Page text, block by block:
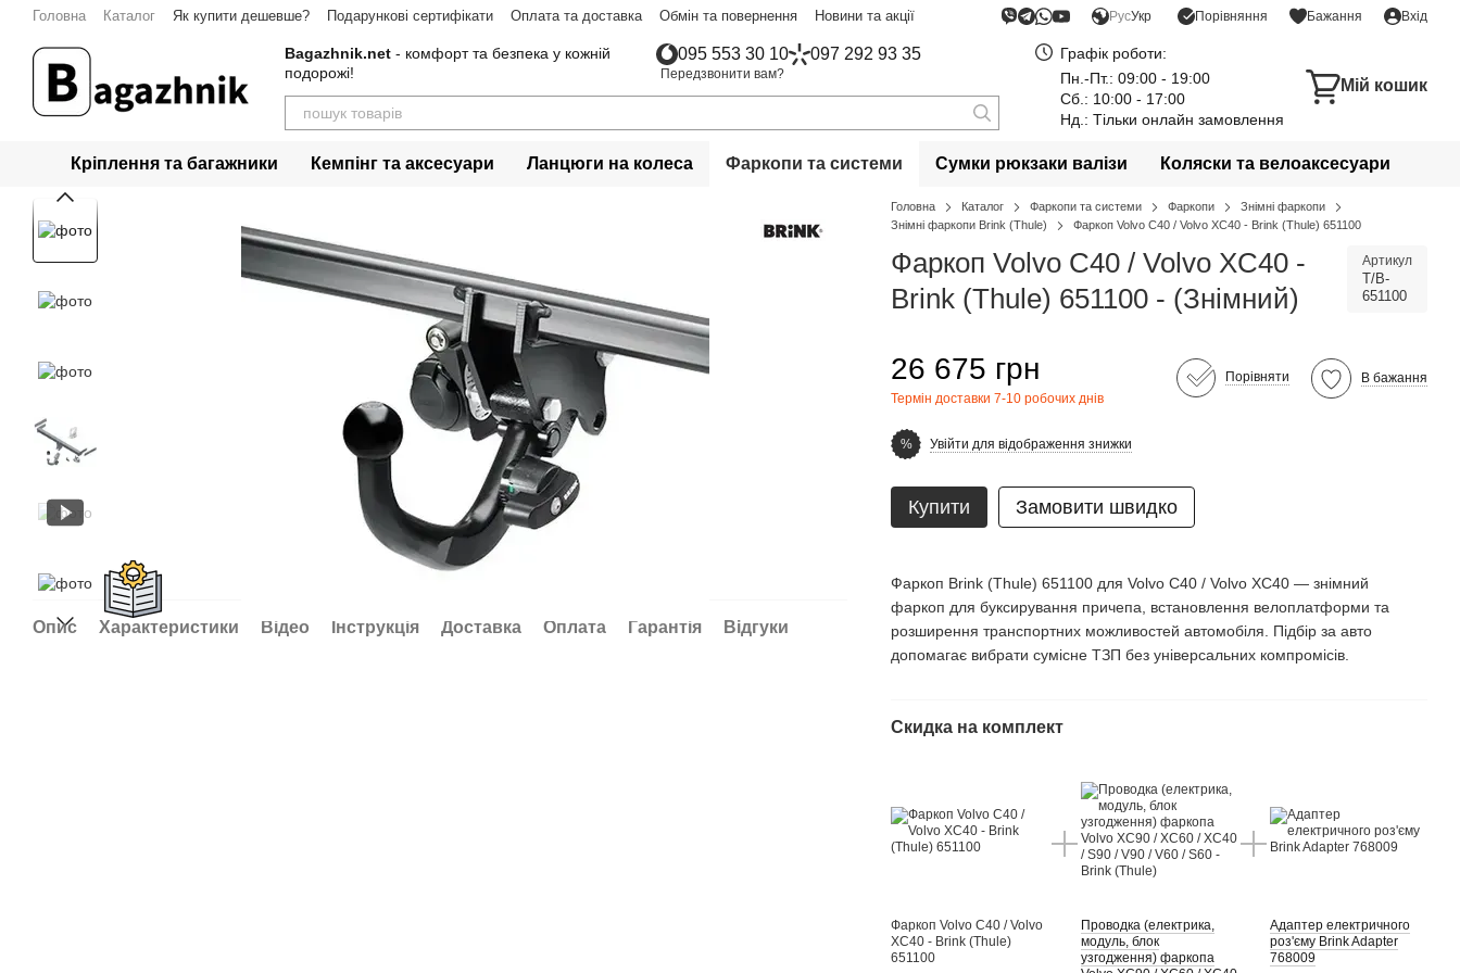
Перейти до основного контенту
Головна Каталог Як купити дешевше? Подарункові сертифікати Оплата та доставка Обмін та повернення
Новини та акції
РусУкр Порівняння Бажання Вхід
Bagazhnik.net - комфорт та безпека у кожній
подорожі!
095 553 30 10 097 292 93 35
Передзвонити вам?
Графік роботи:
Пн.-Пт.: 09:00 - 19:00
Сб.: 10:00 - 17:00
Нд.: Тільки онлайн замовлення
Мій кошик
Кріплення та багажники Кемпінг та аксесуари Ланцюги на колеса Фаркопи та системи Сумки рюкзаки валізи Коляски та велоаксесуари
Опис Характеристики Відео Інструкція Доставка Оплата Гарантія Відгуки
Головна Каталог Фаркопи та системи Фаркопи
Знімні фаркопи
Знімні фаркопи Brink (Thule)
Фаркоп Volvo C40 / Volvo XC40 - Brink (Thule) 651100
Фаркоп Volvo C40 / Volvo XC40 -
Brink (Thule) 651100 - (Знімний)
Артикул
T/B-
651100
26 675 грн
Термін доставки 7-10 робочих днів
Порівняти В бажання
% Увійти для відображення знижки
Купити Замовити швидко
Фаркоп Brink (Thule) 651100 для Volvo C40 / Volvo XC40 — знімний
фаркоп для буксирування причепа, встановлення велоплатформи та
розширення транспортних можливостей автомобіля. Підбір за авто
допомагає вибрати сумісне ТЗП без універсальних компромісів.
Скидка на комплект
Фаркоп Volvo C40 / Volvo
XC40 - Brink (Thule)
651100
Проводка (електрика,
модуль, блок
узгодження) фаркопа
Адаптер електричного
роз'єму Brink Adapter
768009